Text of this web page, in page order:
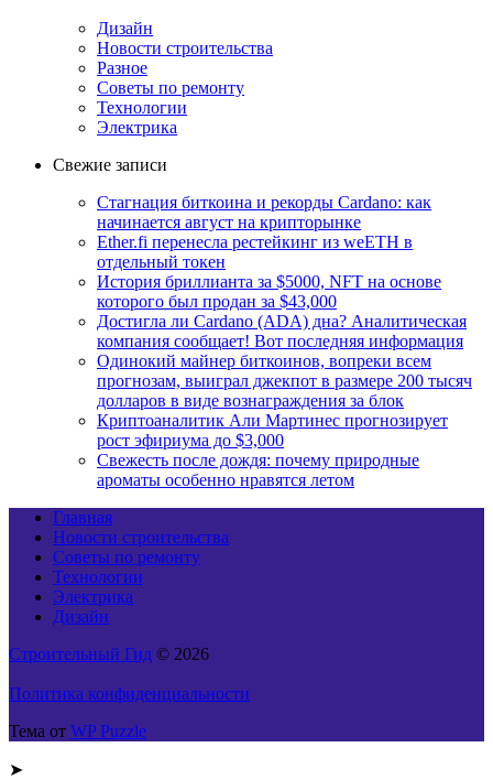
Дизайн
Новости строительства
Разное
Советы по ремонту
Технологии
Электрика
Свежие записи
Стагнация биткоина и рекорды Cardano: как
начинается август на крипторынке
Ether.fi перенесла рестейкинг из weETH в
отдельный токен
История бриллианта за $5000, NFT на основе
которого был продан за $43,000
Достигла ли Cardano (ADA) дна? Аналитическая
компания сообщает! Вот последняя информация
Одинокий майнер биткоинов, вопреки всем
прогнозам, выиграл джекпот в размере 200 тысяч
долларов в виде вознаграждения за блок
Криптоаналитик Али Мартинес прогнозирует
рост эфириума до $3,000
Свежесть после дождя: почему природные
ароматы особенно нравятся летом
Главная
Новости строительства
Советы по ремонту
Технологии
Электрика
Дизайн
Строительный Гид © 2026
Политика конфиденциальности
Тема от WP Puzzle
➤